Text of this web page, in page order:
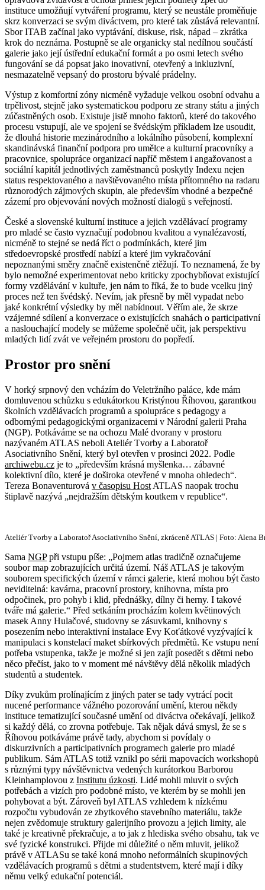
instituce umožňují vytváření programu, který se neustále proměňuje
skrz konverzaci se svým diváctvem, pro které tak zůstává relevantní.
Sbor ITAB začínal jako vyptávání, diskuse, risk, nápad – zkrátka
krok do neznáma. Postupně se ale organicky stal nedílnou součástí
galerie jako její ústřední edukační formát a po osmi letech svého
fungování se dá popsat jako inovativní, otevřený a inkluzivní,
nesmazatelně vepsaný do prostoru bývalé prádelny.
Výstup z komfortní zóny nicméně vyžaduje velkou osobní odvahu a
trpělivost, stejně jako systematickou podporu ze strany státu a jiných
zúčastněných osob. Existuje jistě mnoho faktorů, které do takového
procesu vstupují, ale ve spojení se švédským příkladem lze usoudit,
že dlouhá historie mezinárodního a lokálního působení, komplexní
skandinávská finanční podpora pro umělce a kulturní pracovníky a
pracovnice, spolupráce organizací napříč městem i angažovanost a
sociální kapitál jednotlivých zaměstnanců poskytly Indexu nejen
status respektovaného a navštěvovaného místa přítomného na radaru
různorodých zájmových skupin, ale především vhodné a bezpečné
zázemí pro objevování nových možností dialogů s veřejností.
České a slovenské kulturní instituce a jejich vzdělávací programy
pro mladé se často vyznačují podobnou kvalitou a vynalézavostí,
nicméně to stejné se nedá říct o podmínkách, které jim
středoevropské prostředí nabízí a které jim vykračování
nepoznanými směry značně existenčně ztěžují. To neznamená, že by
bylo nemožné experimentovat nebo kriticky zpochybňovat existující
formy vzdělávání v kultuře, jen nám to říká, že to bude vcelku jiný
proces než ten švédský. Nevím, jak přesně by měl vypadat nebo
jaké konkrétní výsledky by měl nabídnout. Věřím ale, že skrze
vzájemné sdílení a konverzace o existujících snahách o participativní
a naslouchající modely se můžeme společně učit, jak perspektivu
mladých lidí zvát ve veřejném prostoru do popředí.
Prostor pro snění
V horký srpnový den vcházím do Veletržního paláce, kde mám
domluvenou schůzku s edukátorkou Kristýnou Říhovou, garantkou
školních vzdělávacích programů a spolupráce s pedagogy a
odbornými pedagogickými organizacemi v Národní galerii Praha
(NGP). Potkáváme se na ochozu Malé dvorany v prostoru
nazývaném ATLAS neboli Ateliér Tvorby a Laboratoř
Asociativního Snění, který byl otevřen v prosinci 2022. Podle
archiwebu.cz je to „především krásná myšlenka… zábavné
kolektivní dílo, které je doširoka otevřené v mnoha ohledech“.
Tereza Bonaventurová v časopisu Host ATLAS naopak trochu
štiplavě nazývá „nejdražším dětským koutkem v republice“.
Ateliér Tvorby a Laboratoř Asociativního Snění, zkráceně ATLAS | Foto: Alena
Sama NGPpři vstupu píše: „Pojmem atlas tradičně označujeme
soubor map zobrazujících určitá území. Náš ATLAS je takovým
souborem specifických území v rámci galerie, která mohou být často
neviditelná: kavárna, pracovní prostory, knihovna, místa pro
odpočinek, pro pohyb i klid, přednášky, dílny či herny. I takové
tváře má galerie.“ Před setkáním procházím kolem květinových
masek Anny Hulačové, studovny se zásuvkami, knihovny s
posezením nebo interaktivní instalace Evy Koťátkové vyzývající k
manipulaci s konstelací maket sbírkových předmětů. Ke vstupu není
potřeba vstupenka, takže je možné si jen zajít posedět s dětmi nebo
něco přečíst, jako to v moment mé návštěvy dělá několik mladých
studentů a studentek.
Díky zvukům prolínajícím z jiných pater se tady vytrácí pocit
nucené performance vážného pozorování umění, kterou někdy
instituce tematizující současné umění od diváctva očekávají, jelikož
si každý dělá, co zrovna potřebuje. Tak nějak dává smysl, že se s
Říhovou potkáváme právě tady, abychom si povídaly o
diskurzivních a participativních programech galerie pro mladé
publikum. Sám ATLAS totiž vznikl po sérii mapovacích workshopů
s různými typy návštěvnictva vedených kurátorkou Barborou
Kleinhamplovou z Institutu úzkosti. Lidé mohli mluvit o svých
potřebách a vizích pro podobné místo, ve kterém by se mohli jen
pohybovat a být. Zároveň byl ATLAS vzhledem k nízkému
rozpočtu vybudován ze zbytkového stavebního materiálu, takže
nejen zvědomuje struktury galerijního provozu a jejich limity, ale
také je kreativně překračuje, a to jak z hlediska svého obsahu, tak ve
své fyzické konstrukci. Přijde mi důležité o něm mluvit, jelikož
právě v ATLASu se také koná mnoho neformálních skupinových
vzdělávacích programů s dětmi a studentstvem, které mají i díky
němu velký edukační potenciál.